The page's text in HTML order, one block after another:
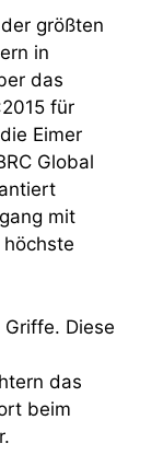
größten
in
das
für
Eimer
Global
mit
Diese
das
beim